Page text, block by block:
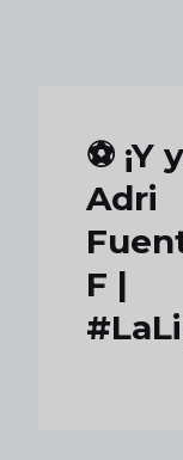
⚽️ ¡Y
Adri
F |